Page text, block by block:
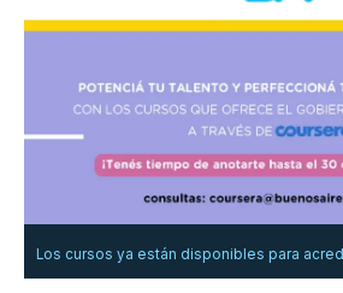
Los cursos ya están disponibles para